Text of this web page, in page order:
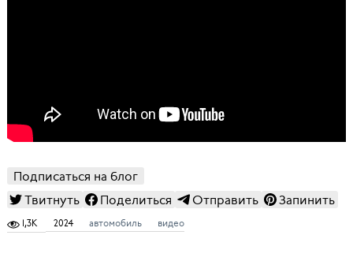
Подписаться на блог
Твитнуть
Поделиться Отправить Запинить
1,3K 2024 автомобиль видео